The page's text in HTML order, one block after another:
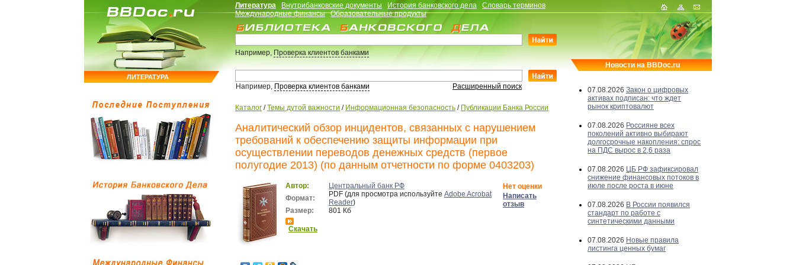
ЛИТЕРАТУРА
Литература Внутрибанковские документы История банковского дела
Словарь терминов
Международные финансы
Образовательные продукты
Например,Проверка клиентов банками
Например, Проверка клиентов банками Расширенный поиск
Каталог /Темы дутой важности / Информационная безопасность / Публикации Банка России
Аналитический обзор инцидентов, связанных с нарушением
требований к обеспечению защиты информации при
осуществлении переводов денежных средств (первое
полугодие 2013) (по данным отчетности по форме 0403203)
Автор:
Центральный банк РФ
Формат:
PDF (для просмотра используйте Adobe Acrobat
Reader)
Размер:
801 Кб
Скачать
Нет оценки
Написать
отзыв
Новости на BBDoc.ru
07.08.2026 Закон о цифровых
активах подписан: что ждет
рынок криптовалют
07.08.2026 Россияне всех
поколений активно выбирают
долгосрочные накопления: спрос
на ПДС вырос в 2,6 раза
07.08.2026 ЦБ РФ зафиксировал
снижение финансовых потоков в
июле после роста в июне
07.08.2026 В России появился
стандарт по работе с
синтетическими данными
07.08.2026 Новые правила
листинга ценных бумаг